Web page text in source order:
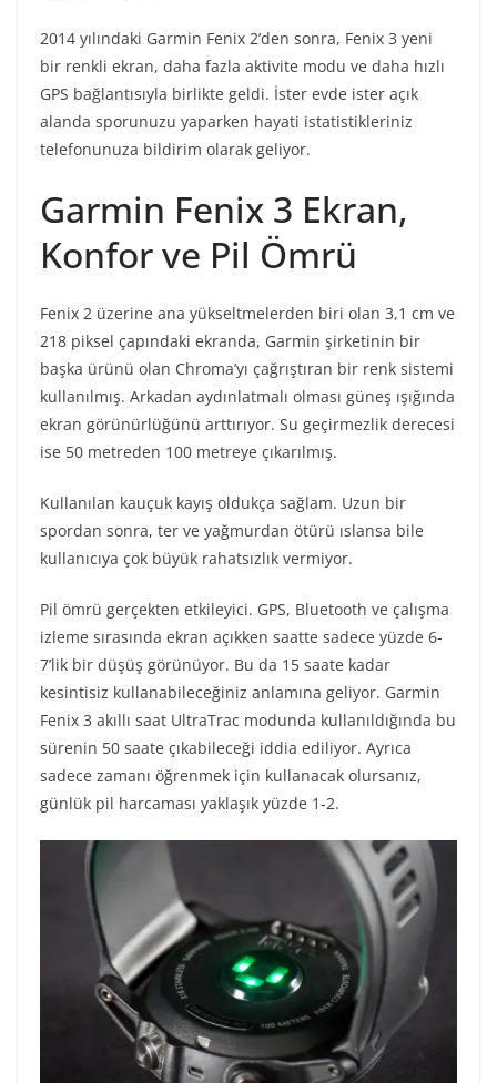
2014 yılındaki Garmin Fenix 2’den sonra, Fenix 3 yeni
bir renkli ekran, daha fazla aktivite modu ve daha hızlı
GPS bağlantısıyla birlikte geldi. İster evde ister açık
alanda sporunuzu yaparken hayati istatistikleriniz
telefonunuza bildirim olarak geliyor.
Garmin Fenix 3 Ekran,
Konfor ve Pil Ömrü
Fenix 2 üzerine ana yükseltmelerden biri olan 3,1 cm ve
218 piksel çapındaki ekranda, Garmin şirketinin bir
başka ürünü olan Chroma’yı çağrıştıran bir renk sistemi
kullanılmış. Arkadan aydınlatmalı olması güneş ışığında
ekran görünürlüğünü arttırıyor. Su geçirmezlik derecesi
ise 50 metreden 100 metreye çıkarılmış.
Kullanılan kauçuk kayış oldukça sağlam. Uzun bir
spordan sonra, ter ve yağmurdan ötürü ıslansa bile
kullanıcıya çok büyük rahatsızlık vermiyor.
Pil ömrü gerçekten etkileyici. GPS, Bluetooth ve çalışma
izleme sırasında ekran açıkken saatte sadece yüzde 6-
7’lik bir düşüş görünüyor. Bu da 15 saate kadar
kesintisiz kullanabileceğiniz anlamına geliyor. Garmin
Fenix 3 akıllı saat UltraTrac modunda kullanıldığında bu
sürenin 50 saate çıkabileceği iddia ediliyor. Ayrıca
sadece zamanı öğrenmek için kullanacak olursanız,
günlük pil harcaması yaklaşık yüzde 1-2.